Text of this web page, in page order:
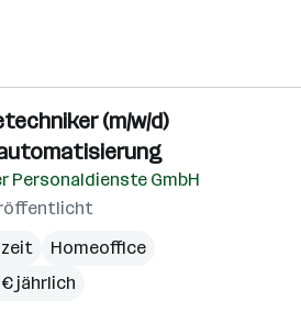
(m/w/d)
Personaldienste GmbH
Homeoffice
jährlich